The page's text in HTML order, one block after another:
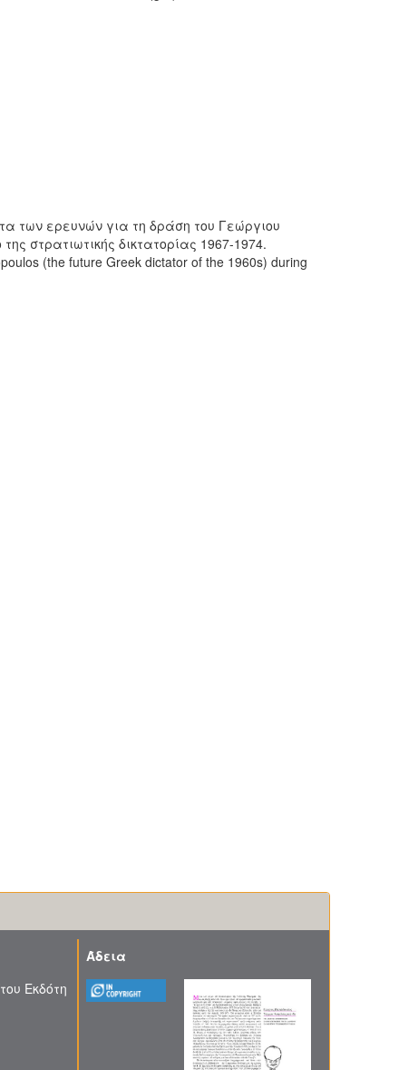
των ερευνών για τη δράση του Γεώργιου
στρατιωτικής δικτατορίας 1967-1974.
(the future Greek dictator of the 1960s) during
Άδεια
Εκδότη